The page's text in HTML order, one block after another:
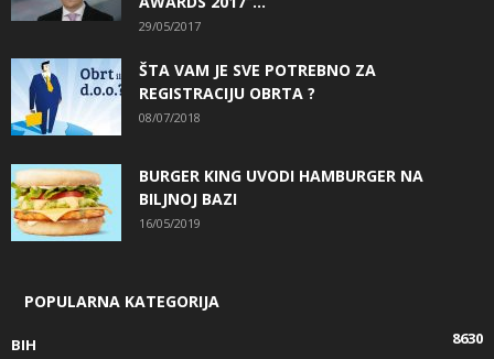
29/05/2017
ŠTA VAM JE SVE POTREBNO ZA
REGISTRACIJU OBRTA ?
08/07/2018
BURGER KING UVODI HAMBURGER NA
BILJNOJ BAZI
16/05/2019
POPULARNA KATEGORIJA
BIH
8630